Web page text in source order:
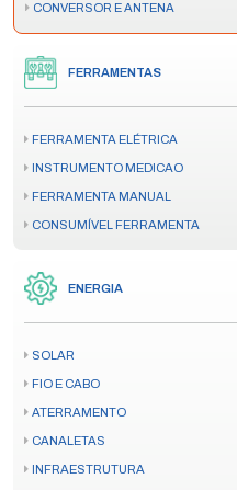
CONVERSOR E ANTENA
FERRAMENTAS
FERRAMENTA ELÉTRICA
INSTRUMENTO MEDICAO
FERRAMENTA MANUAL
CONSUMÍVEL FERRAMENTA
ENERGIA
SOLAR
FIO E CABO
ATERRAMENTO
CANALETAS
INFRAESTRUTURA